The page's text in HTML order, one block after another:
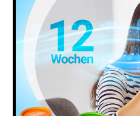
Führe regelmäßiges
KI-basierte Dashboards,
Performance
anzupassen.
GEO: SEO für die KI –
profitieren: SEO Trends
Zukunftsperspektiven
Die Zukunft von SEO ist